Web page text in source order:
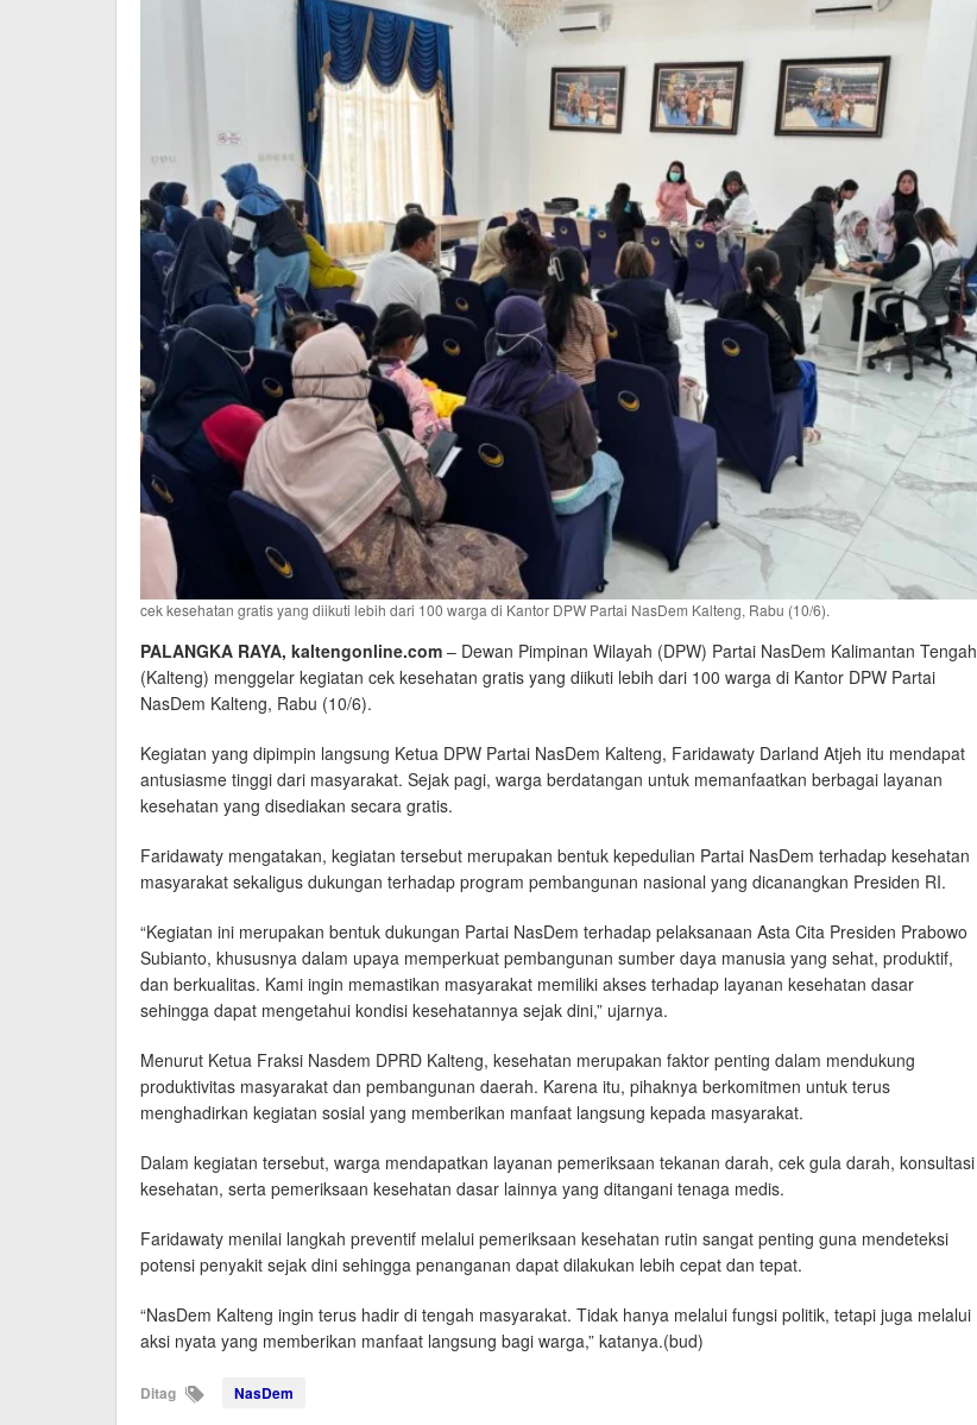
cek kesehatan gratis yang diikuti lebih dari 100 warga di Kantor DPW Partai NasDem Kalteng, Rabu (10/6).
PALANGKA RAYA, kaltengonline.com – Dewan Pimpinan Wilayah (DPW) Partai NasDem Kalimantan Tengah
(Kalteng) menggelar kegiatan cek kesehatan gratis yang diikuti lebih dari 100 warga di Kantor DPW Partai
NasDem Kalteng, Rabu (10/6).
Kegiatan yang dipimpin langsung Ketua DPW Partai NasDem Kalteng, Faridawaty Darland Atjeh itu mendapat
antusiasme tinggi dari masyarakat. Sejak pagi, warga berdatangan untuk memanfaatkan berbagai layanan
kesehatan yang disediakan secara gratis.
Faridawaty mengatakan, kegiatan tersebut merupakan bentuk kepedulian Partai NasDem terhadap kesehatan
masyarakat sekaligus dukungan terhadap program pembangunan nasional yang dicanangkan Presiden RI.
“Kegiatan ini merupakan bentuk dukungan Partai NasDem terhadap pelaksanaan Asta Cita Presiden Prabowo
Subianto, khususnya dalam upaya memperkuat pembangunan sumber daya manusia yang sehat, produktif,
dan berkualitas. Kami ingin memastikan masyarakat memiliki akses terhadap layanan kesehatan dasar
sehingga dapat mengetahui kondisi kesehatannya sejak dini,” ujarnya.
Menurut Ketua Fraksi Nasdem DPRD Kalteng, kesehatan merupakan faktor penting dalam mendukung
produktivitas masyarakat dan pembangunan daerah. Karena itu, pihaknya berkomitmen untuk terus
menghadirkan kegiatan sosial yang memberikan manfaat langsung kepada masyarakat.
Dalam kegiatan tersebut, warga mendapatkan layanan pemeriksaan tekanan darah, cek gula darah, konsultasi
kesehatan, serta pemeriksaan kesehatan dasar lainnya yang ditangani tenaga medis.
Faridawaty menilai langkah preventif melalui pemeriksaan kesehatan rutin sangat penting guna mendeteksi
potensi penyakit sejak dini sehingga penanganan dapat dilakukan lebih cepat dan tepat.
“NasDem Kalteng ingin terus hadir di tengah masyarakat. Tidak hanya melalui fungsi politik, tetapi juga melalui
aksi nyata yang memberikan manfaat langsung bagi warga,” katanya.(bud)
Ditag NasDem